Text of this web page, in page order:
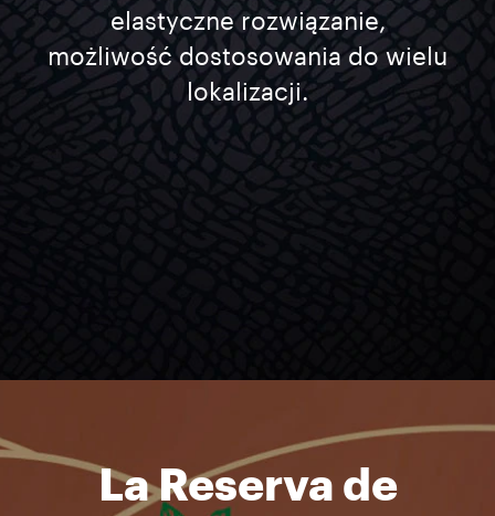
elastyczne rozwiązanie,
możliwość dostosowania do wielu
lokalizacji.
La Reserva de